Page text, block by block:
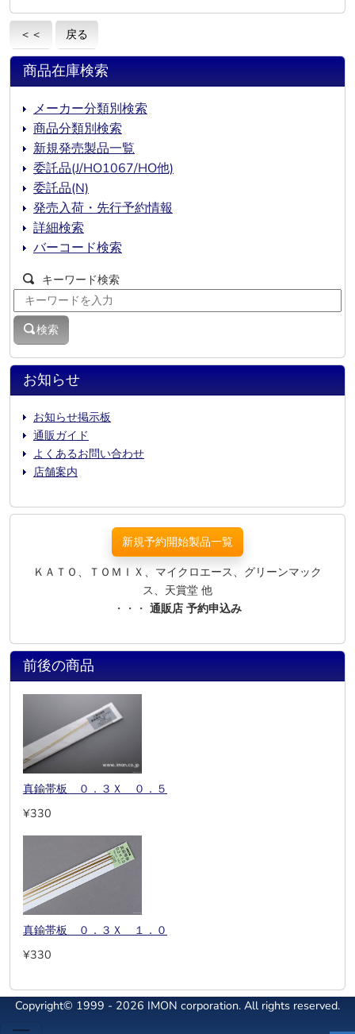
＜＜ 戻る
お知らせ
お知らせ掲示板
通販ガイド
よくあるお問い合わせ
店舗案内
商品在庫検索
メーカー分類別検索
商品分類別検索
新規発売製品一覧
委託品(J/HO1067/HO他)
委託品(N)
発売入荷・先行予約情報
詳細検索
バーコード検索
キーワード検索
検索
新規予約開始製品一覧
ＫＡＴＯ、ＴＯＭＩＸ、マイクロエース、グリーンマック
ス、天賞堂 他
・・・ 通販店 予約申込み
前後の商品
真鍮帯板 ０．３Ｘ ０．５
¥330
真鍮帯板 ０．３Ｘ １．０
¥330
Copyright© 1999 - 2026 IMON corporation. All rights reserved.